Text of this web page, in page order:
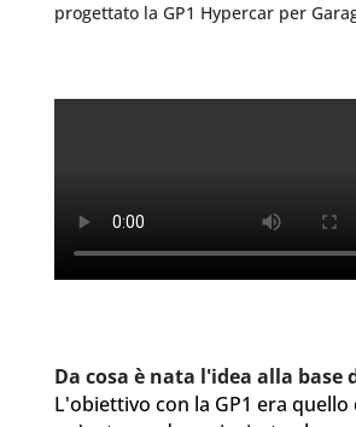
progettato la GP1 Hypercar per
Da cosa è nata l'idea alla base
L'obiettivo con la GP1 era quello